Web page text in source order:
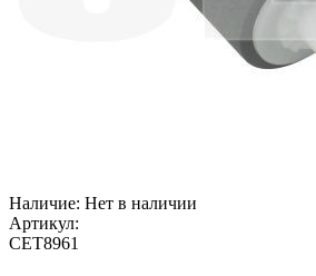
Наличие: Нет в наличии
Артикул:
CET8961